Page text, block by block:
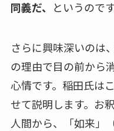
同義だ、 というのです
さらに興味深いのは
の理由で目の前から
心情です。稲田氏は
せて説明します。お
人間から、「如来」